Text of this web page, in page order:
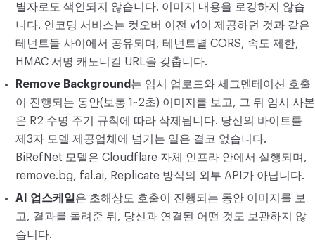
별자로도 색인되지 않습니다. 이미지 내용을 로깅하지 않습
니다. 인코딩 서비스는 컷오버 이전 v1이 제공하던 것과 같은
테넌트들 사이에서 공유되며, 테넌트별 CORS, 속도 제한,
HMAC 서명 캐노니컬 URL을 갖춥니다.
Remove Background 는 임시 업로드와 세그멘테이션 호출
이 진행되는 동안(보통 1~2초) 이미지를 보고, 그 뒤 임시 사본
은 R2 수명 주기 규칙에 따라 삭제됩니다. 당신의 바이트를
제3자 모델 제공업체에 넘기는 일은 결코 없습니다.
BiRefNet 모델은 Cloudflare 자체 인프라 안에서 실행되며,
remove.bg, fal.ai, Replicate 방식의 외부 API가 아닙니다.
AI 업스케일 은 초해상도 호출이 진행되는 동안 이미지를 보
고, 결과를 돌려준 뒤, 당신과 연결된 어떤 것도 보관하지 않
습니다.